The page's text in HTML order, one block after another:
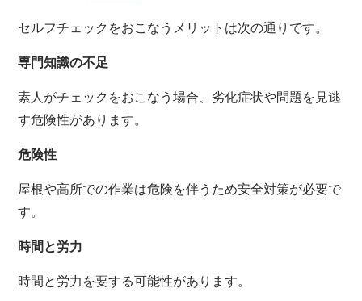
セルフチェックをおこなうメリットは次の通りです。
専門知識の不足
素人がチェックをおこなう場合、劣化症状や問題を見逃
す危険性があります。
危険性
屋根や高所での作業は危険を伴うため安全対策が必要で
す。
時間と労力
時間と労力を要する可能性があります。